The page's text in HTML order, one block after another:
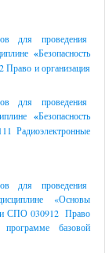
для проведения
«Безопасность
Право и организация
для проведения
«Безопасность
Радиоэлектронные
для проведения
«Основы
СПО 030912 Право
базовой